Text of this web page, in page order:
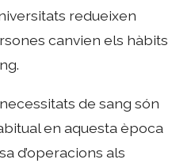
redueixen
canvien els hàbits
de sang són
en aquesta època
d’operacions als